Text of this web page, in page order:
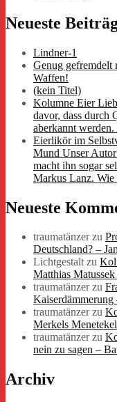
Neueste
Lindner-1
Genug
Waffen!
(kein Titel)
Kolumne Eier
davor, dass durch
aberkannt
Eierlikör im
Mund Unser
macht ihn sogar
Markus Lanz. Wie
Neueste
traumatänzerzu
Deutschland? –
Lichtgestaltzu
Matthias
traumatänzerzu
traumatänzerzu
Merkels
traumatänzerzu
nein zu sagen –
Archiv